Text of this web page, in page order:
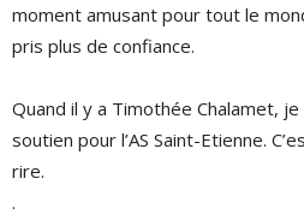
moment amusant pour tout le
pris plus de confiance.
Quand il y a Timothée Chalamet,
soutien pour l’AS Saint-Etienne.
rire.
.